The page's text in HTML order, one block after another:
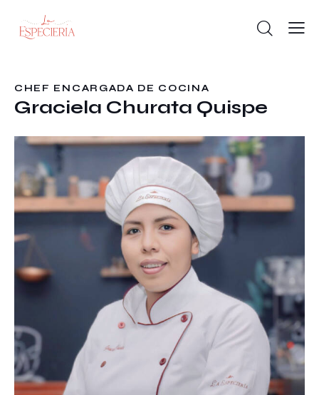
CHEF ENCARGADA DE COCINA
Graciela Churata Quispe